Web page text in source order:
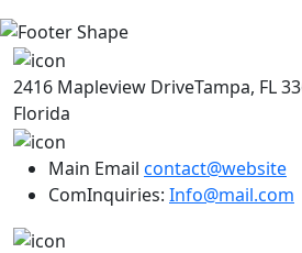
2416 Mapleview DriveTampa, FL
Florida
Main Email contact@website
ComInquiries: Info@mail.com